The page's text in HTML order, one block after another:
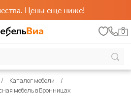
Цены еще ниже!
0
Каталог мебели
мебель в Бронницах